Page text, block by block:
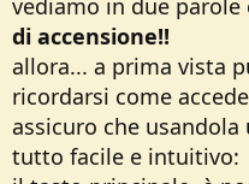
vediamo in due parole
di accensione!!
allora... a prima vista
ricordarsi come
assicuro che
tutto facile e intuitivo: